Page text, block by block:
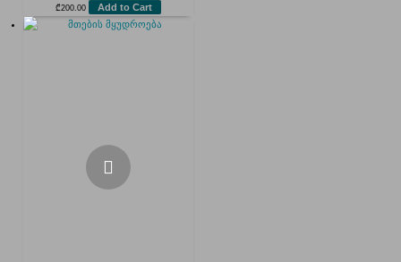
₾200.00 Add to Cart